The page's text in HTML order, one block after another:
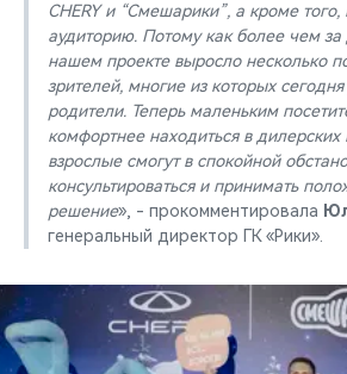
CHERY и “Смешарики”, а кроме
аудиторию. Потому как более чем за
нашем проекте выросло несколько
зрителей, многие из которых
родители. Теперь маленьким
комфортнее находиться в дилерских
взрослые смогут в спокойной
консультироваться и принимать
решение», - прокомментировала
генеральный директор ГК «Рики».